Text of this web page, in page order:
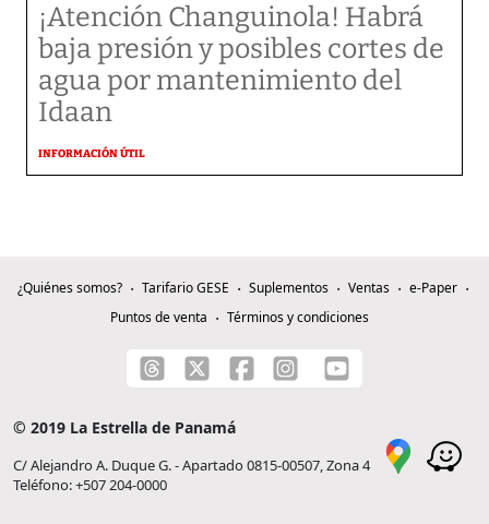
¡Atención Changuinola! Habrá
baja presión y posibles cortes de
agua por mantenimiento del
Idaan
INFORMACIÓN ÚTIL
¿Quiénes somos? Tarifario GESE Suplementos Ventas
e-Paper
Puntos de venta
Términos y condiciones
© 2019 La Estrella de Panamá
C/ Alejandro A. Duque G. - Apartado 0815-00507, Zona 4
Teléfono: +507 204-0000